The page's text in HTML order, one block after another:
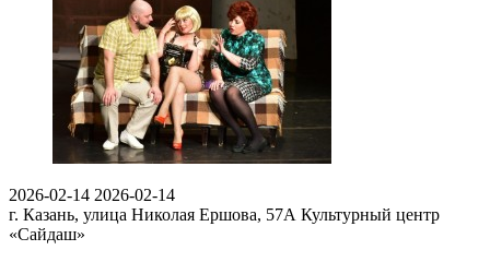
2026-02-14 2026-02-14
г. Казань, улица Николая Ершова, 57А Культурный центр
«Сайдаш»